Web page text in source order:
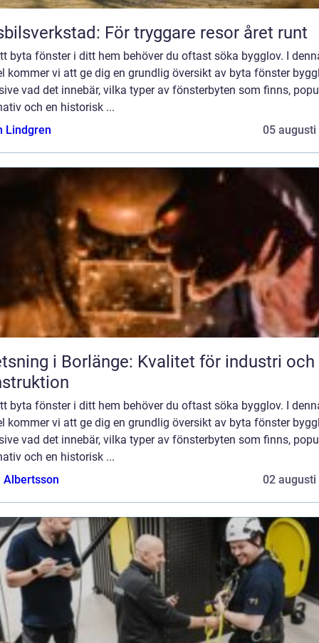
För tryggare resor året runt
byta fönster i ditt hem behöver du oftast söka bygglov. I
kommer vi att ge dig en grundlig översikt av byta fönster
vad det innebär, vilka typer av fönsterbyten som finns,
och en historisk ...
Lindgren
05 augusti
i Borlänge: Kvalitet för industri och
byta fönster i ditt hem behöver du oftast söka bygglov. I
kommer vi att ge dig en grundlig översikt av byta fönster
vad det innebär, vilka typer av fönsterbyten som finns,
och en historisk ...
Albertsson
02 augusti